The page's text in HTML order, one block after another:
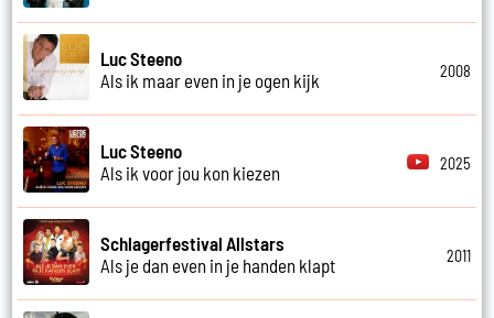
Luc Steeno
Als ik maar even in je ogen kijk
2008
Luc Steeno
Als ik voor jou kon kiezen
2025
Schlagerfestival Allstars
Als je dan even in je handen klapt
2011